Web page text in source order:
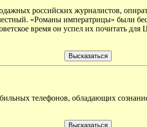
российских журналистов,
«Романы императрицы» были
время он успел их почитать для
телефонов, обладающих